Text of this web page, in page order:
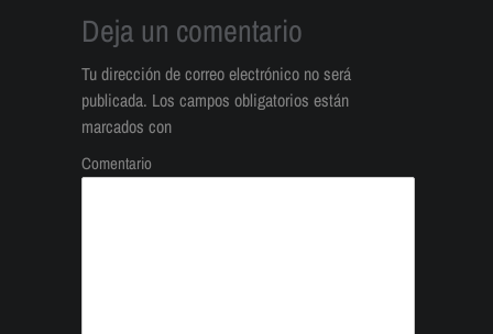
Deja un comentario
Tu dirección de correo electrónico no será
publicada. Los campos obligatorios están
marcados con
Comentario